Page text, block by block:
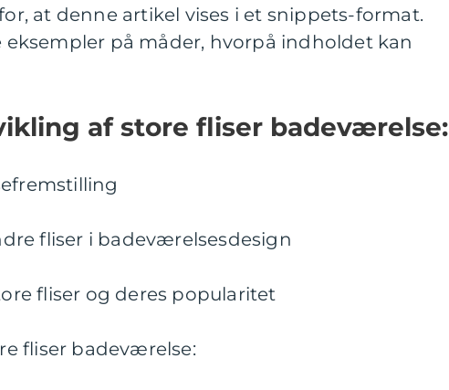
at denne artikel vises i et snippets-format.
eksempler på måder, hvorpå indholdet kan
af store fliser badeværelse:
fliser i badeværelsesdesign
fliser og deres popularitet
fliser badeværelse: